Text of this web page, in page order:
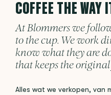
COFFEE THE WAY
At Blommers we
to the cup. We work
know what they are
that keeps the
Alles wat we verkopen, van